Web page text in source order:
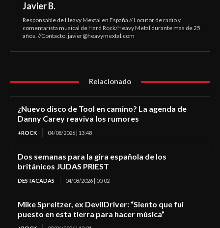
Javier B.
Responsable de Heavy Mextal en España // Locutor de radio y
comentarista musical de Hard Rock/Heavy Metal durante mas de 25
años. //Contacto:javier@heavymextal.com
Relacionado
¿Nuevo disco de Tool en camino? La agenda de
Danny Carey reaviva los rumores
+ROCK 04/08/2026 | 13:48
Dos semanas para la gira española de los
británicos JUDAS PRIEST
DESTACADAS 04/08/2026 | 00:02
Mike Spreitzer, ex DevilDriver: “Siento que fui
puesto en esta tierra para hacer música”